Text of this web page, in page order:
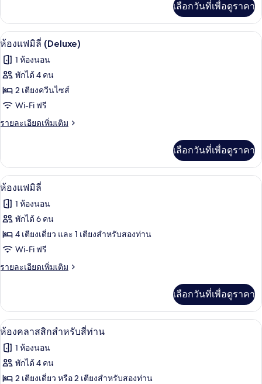
ซ์
(King)
เกี่ยว
กับ
ห้อง
ลัก
ซ์
เลือกวันที่เพื่อดูราคา
เปิด
ภาพถ่าย
ทั้งหมด
ของ
ห้อง
แฟ
ลี่
(Deluxe)
9
ห้องแฟมิลี่ (Deluxe)
1 ห้องนอน
พักได้ 4 คน
2 เตียงควีนไซส์
Wi-Fi ฟรี
รายละเอียดเพิ่มเติม
ราย
เกี่ยว
กับ
ห้อง
มิ
ลี่
(Deluxe)
เลือกวันที่เพื่อดูราคา
เปิด
ภาพถ่าย
ทั้งหมด
ของ
ห้อง
แฟ
ลี่
5
ห้องแฟมิลี่
1 ห้องนอน
พักได้ 6 คน
4 เตียงเดี่ยว และ 1 เตียงสำหรับสองท่าน
Wi-Fi ฟรี
รายละเอียดเพิ่มเติม
ราย
เกี่ยว
กับ
ห้อง
มิ
ลี่
เลือกวันที่เพื่อดูราคา
เปิด
ภาพถ่าย
ทั้งหมด
ของ
5
ห้องคลาสสิกสำหรับสี่ท่าน
1 ห้องนอน
พักได้ 4 คน
2 เตียงเดี่ยว หรือ 2 เตียงสำหรับสองท่าน